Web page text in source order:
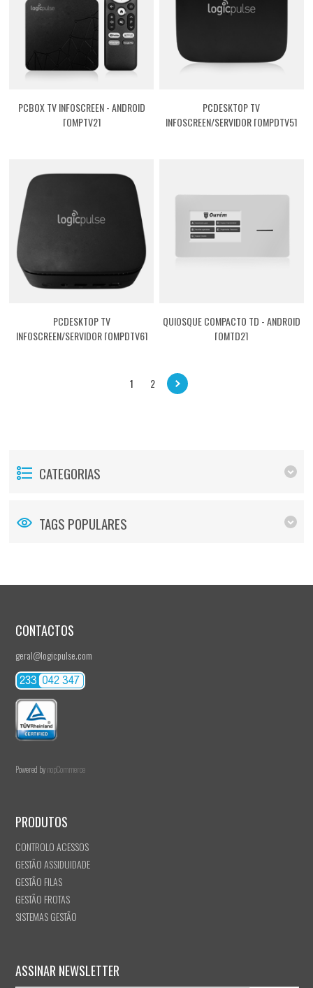
PCBOX TV INFOSCREEN - ANDROID
[QMPTV2]
PCDESKTOP TV
INFOSCREEN/SERVIDOR [QMPDTV5]
PCDESKTOP TV
INFOSCREEN/SERVIDOR [QMPDTV6]
QUIOSQUE COMPACTO TD - ANDROID
[QMTD2]
1 2
CATEGORIAS
TAGS POPULARES
CONTACTOS
geral@logicpulse.com
Powered bynopCommerce
PRODUTOS
CONTROLO ACESSOS
GESTÃO ASSIDUIDADE
GESTÃO FILAS
GESTÃO FROTAS
SISTEMAS GESTÃO
ASSINAR NEWSLETTER